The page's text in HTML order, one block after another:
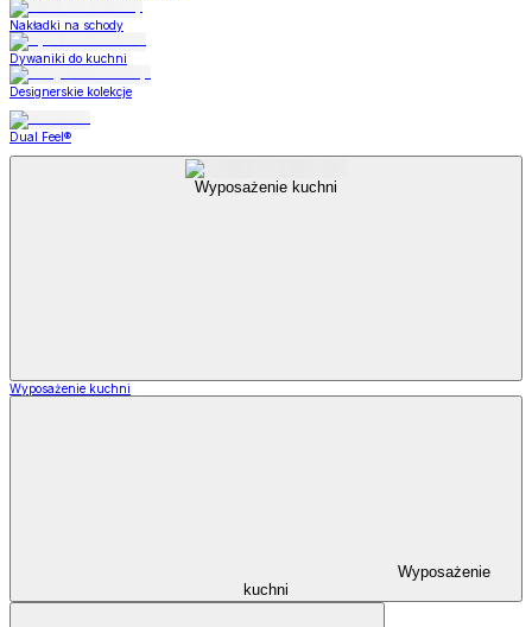
Nakładki na schody
Dywaniki do kuchni
Designerskie kolekcje
Dual Feel®
Wyposażenie kuchni
Wyposażenie kuchni
Wyposażenie
kuchni